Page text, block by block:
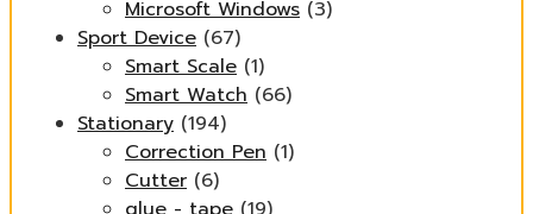
Microsoft Windows (3)
Sport Device (67)
Smart Scale (1)
Smart Watch (66)
Stationary (194)
Correction Pen (1)
Cutter (6)